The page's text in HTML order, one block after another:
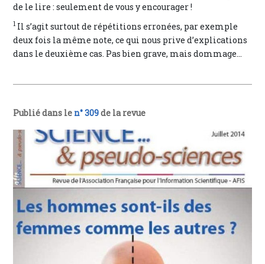
de le lire : seulement de vous y encourager !
1 Il s’agit surtout de répétitions erronées, par exemple
deux fois la même note, ce qui nous prive d’explications
dans le deuxième cas. Pas bien grave, mais dommage…
Publié dans le n° 309de la revue